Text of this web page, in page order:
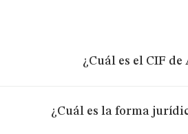
¿Cuál es el CIF
¿Cuál es la forma